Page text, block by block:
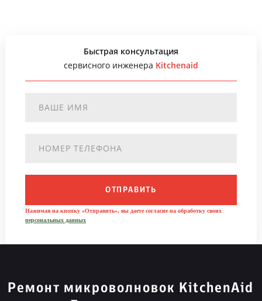
Быстрая консультация
сервисного инженера Kitchenaid
ОТПРАВИТЬ
Нажимая на кнопку «Отправить», вы даете согласие на обработку своих
персональных данных
Ремонт микроволновок KitchenAid